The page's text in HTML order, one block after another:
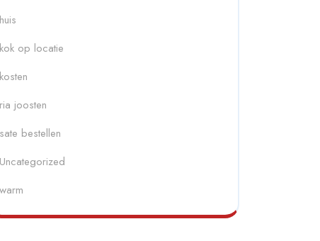
huis
kok op locatie
kosten
ria joosten
sate bestellen
Uncategorized
warm